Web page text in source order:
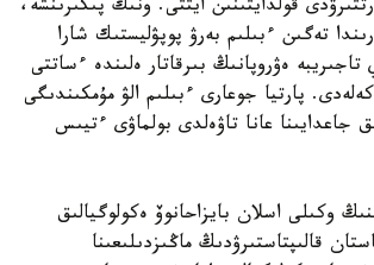
قولدايتىنىن ايتتى. ونىڭ پىكىرىنشە،
تەگىن ءبىلىم بەرۋ پوپۋليستىك شارا
ەۋروپانىڭ بىرقاتار ەلىندە ءساتتى
پارتيا جوعارى ءبىلىم الۋ مۇمكىندىگى
جاعدايىنا عانا تاۋەلدى بولماۋى ءتيىس
وكىلى اسلان بايزاحانوۆ ەكولوگيالىق
قالىپتاستىرۋدىڭ ماڭىزدىلىعىنا